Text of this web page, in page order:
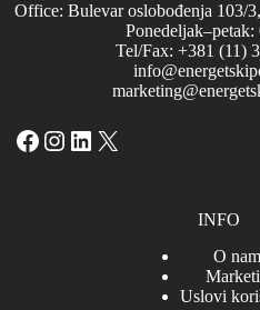
Office: Bulevar oslobođenja 103/
Ponedeljak–petak:
Tel/Fax: +381 (11)
Facebook
Instagram
LinkedIn
X
INFO
O
Uslovi